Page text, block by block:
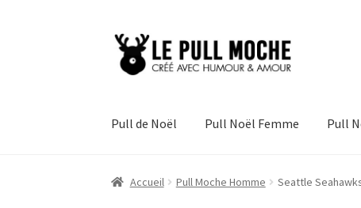
Aller
Aller
au
Pull de Noël Pull Noël Femme Pull
Accueil Pull Moche Homme Seattle